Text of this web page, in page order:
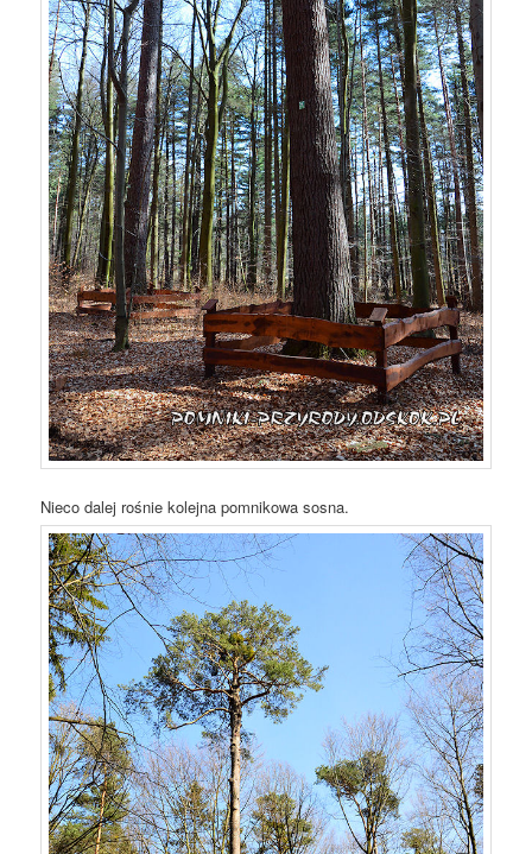
Nieco dalej rośnie kolejna pomnikowa sosna.